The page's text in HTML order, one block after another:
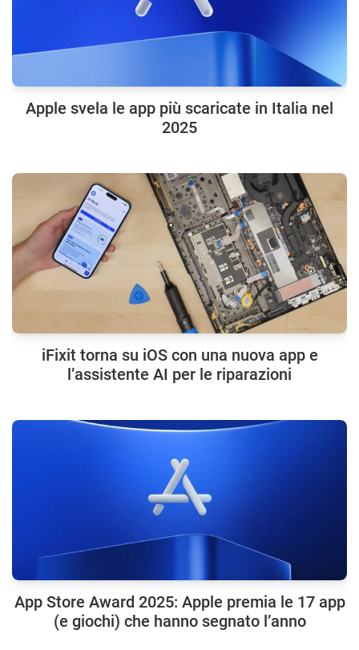
Apple svela le app più scaricate in Italia nel
2025
iFixit torna su iOS con una nuova app e
l’assistente AI per le riparazioni
App Store Award 2025: Apple premia le 17 app
(e giochi) che hanno segnato l’anno